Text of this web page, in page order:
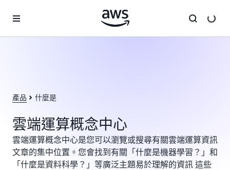
產品 什麼是
雲端運算概念中心
雲端運算概念中心是您可以瀏覽或搜尋有關雲端運算資訊
文章的集中位置。您會找到有關「什麼是機器學習？」和
「什麼是資料科學？」等廣泛主題易於理解的資訊 這些